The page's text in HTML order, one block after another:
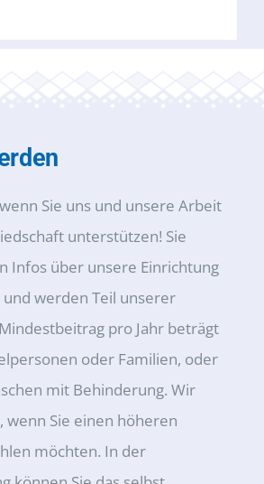
Sie uns und unsere Arbeit
unterstützen! Sie
Infos über unsere Einrichtung
werden Teil unserer
pro Jahr beträgt
oder Familien, oder
mit Behinderung. Wir
wenn Sie einen höheren
möchten. In der